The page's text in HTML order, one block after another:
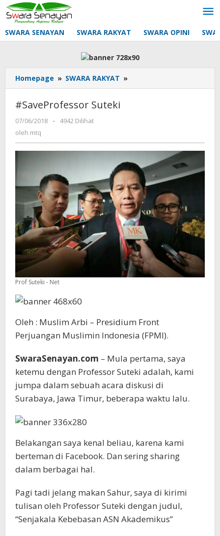
Lewati
ke
konten
SWARA SENAYAN SWARA RAKYAT SWARA OPINI
Homepage » SWARA RAKYAT »
Suteki
#SaveProfessor Suteki
07/06/2018
oleh
-
4942 Dilihat
oleh mtq
Prof Suteki - Net
Oleh : Muslim Arbi – Presidium Front
Perjuangan Muslimin Indonesia (FPMI).
SwaraSenayan.com – Mula pertama, saya
ketemu dengan Professor Suteki adalah, kami
jumpa dalam sebuah acara diskusi di
Surabaya, Jawa Timur, beberapa waktu lalu.
Belakangan saya kenal beliau, karena kami
berteman di Facebook. Dan sering sharing
dalam berbagai hal.
Pagi tadi jelang makan Sahur, saya di kirimi
tulisan oleh Professor Suteki dengan judul,
“Senjakala Kebebasan ASN Akademikus”